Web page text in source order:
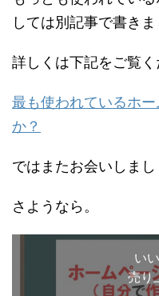
しては別記事で書きま
詳しくは下記をご覧く
最も使われているホ
か？
ではまたお会いしまし
さようなら。
い
売り